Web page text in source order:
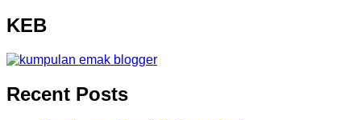
KEB
Recent Posts